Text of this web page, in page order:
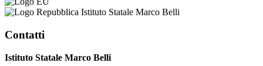
Istituto Statale Marco Belli
Contatti
Istituto Statale Marco Belli